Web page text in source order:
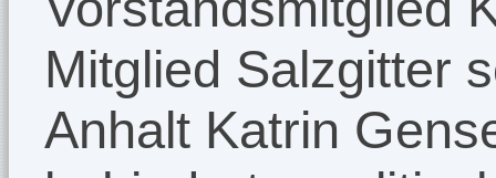
Mitglied Salzgitter
Anhalt Katrin